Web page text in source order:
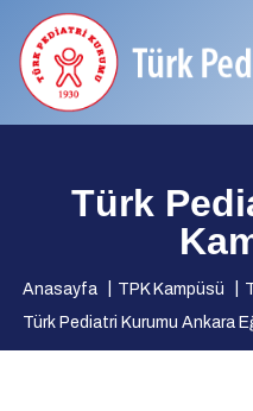
Türk
Anasayfa TPK Kampüsü
Türk Pediatri Kurumu Ankara